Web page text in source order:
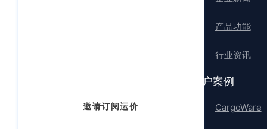
邀请订阅运价
产品功能
行业资讯
客户案例
CargoWare